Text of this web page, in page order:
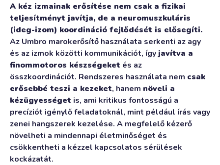
A kéz izmainak erősítése nem csak a fizikai
teljesítményt javítja, de a neuromuszkuláris
(ideg-izom) koordináció fejlődését is elősegíti.
Az Umbro marokerősítő használata serkenti az agy
és az izmok közötti kommunikációt, ígyjavítva a
finommotoros készségeket és az
összkoordinációt. Rendszeres használata nem csak
erősebbé teszi a kezeket, hanem növeli a
kézügyességet is, ami kritikus fontosságú a
precíziót igénylő feladatoknál, mint például írás vagy
zenei hangszerek kezelése. A megfelelő kézerő
növelheti a mindennapi életminőséget és
csökkentheti a kézzel kapcsolatos sérülések
kockázatát.